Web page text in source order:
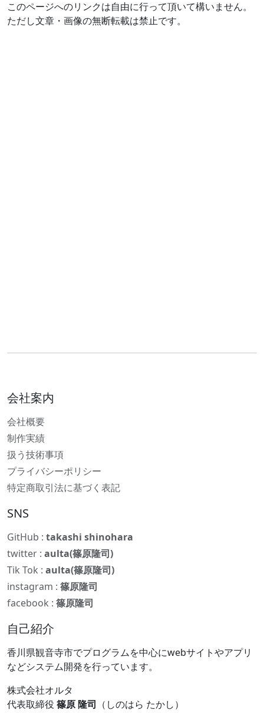
このページへのリンクは自由に行って頂いて構いません。
ただし文章・画像の無断転載は禁止です。
会社案内
会社概要
制作実績
扱う技術事項
プライバシーポリシー
特定商取引法に基づく表記
SNS
GitHub : takashi shinohara
twitter : aulta(篠原隆司)
Tik Tok : aulta(篠原隆司)
instagram : 篠原隆司
facebook : 篠原隆司
自己紹介
香川県観音寺市でプログラムを中心にwebサイトやアプリ
などシステム開発を行っています。
株式会社オルタ
代表取締役 篠原 隆司 （しのはら たかし）